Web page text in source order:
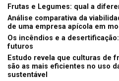
Frutas e Legumes: qual a
Análise comparativa da
de uma empresa apícola em
Os incêndios e a
futuros
Estudo revela que culturas de
são as mais eficientes no uso
sustentável